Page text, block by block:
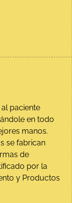
paciente
en todo
manos.
se fabrican
de
por la
y Productos